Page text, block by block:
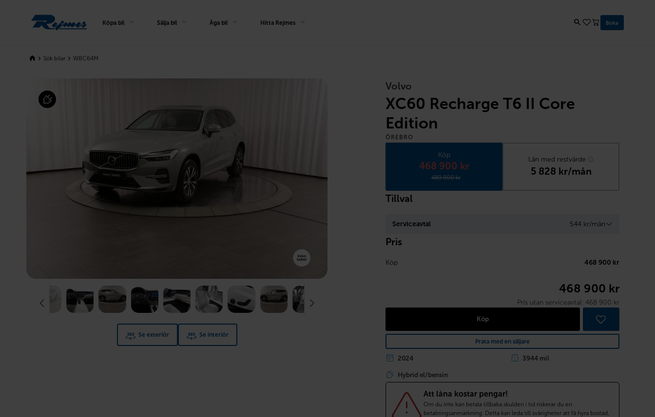
Köpa bil Sälja bil Äga bil Hitta Rejmes Boka
Sök bilar WBC64M
Se exteriör Se interiör
Volvo
XC60 Recharge T6 II Core
Edition
ÖREBRO
Köp
468 900 kr
489 900 kr
Lån med restvärde
5 828 kr/mån
Tillval
Serviceavtal 544 kr/mån
Pris
Köp 468 900 kr
468 900 kr
Pris utan serviceavtal: 468 900 kr
Köp
Prata med en säljare
2024
3944 mil
Hybrid el/bensin
Att låna kostar pengar!
Om du inte kan betala tillbaka skulden i tid riskerar du en
betalningsanmärkning. Detta kan leda till svårigheter att få hyra bostad,